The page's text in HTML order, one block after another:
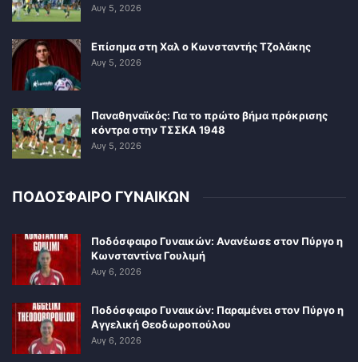
Αυγ 5, 2026
Επίσημα στη Χαλ ο Κωνσταντής Τζολάκης
Αυγ 5, 2026
Παναθηναϊκός: Για το πρώτο βήμα πρόκρισης
κόντρα στην ΤΣΣΚΑ 1948
Αυγ 5, 2026
ΠΟΔΟΣΦΑΙΡΟ ΓΥΝΑΙΚΩΝ
Ποδόσφαιρο Γυναικών: Ανανέωσε στον Πύργο η
Κωνσταντίνα Γουλιμή
Αυγ 6, 2026
Ποδόσφαιρο Γυναικών: Παραμένει στον Πύργο η
Αγγελική Θεοδωροπούλου
Αυγ 6, 2026